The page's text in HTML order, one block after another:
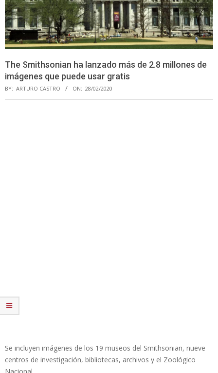
The Smithsonian ha lanzado más de 2.8 millones de
imágenes que puede usar gratis
BY: ARTURO CASTRO ON: 28/02/2020
Se incluyen imágenes de los 19 museos del Smithsonian, nueve
centros de investigación, bibliotecas, archivos y el Zoológico
Nacional.